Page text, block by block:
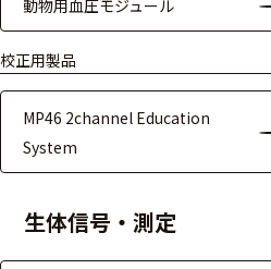
た
条
リ
す
製
を
表
動物用血圧モジュール
校正用製品
MP46 2channel Education
System
生体信号・測定